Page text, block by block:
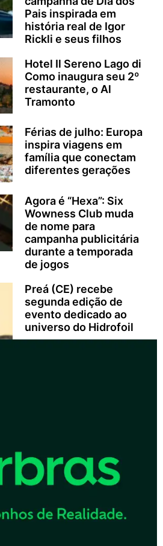
Pais inspirada em
história real de Igor
Rickli e seus filhos
Hotel Il Sereno Lago di
Como inaugura seu 2º
restaurante, o Al
Tramonto
Férias de julho: Europa
inspira viagens em
família que conectam
diferentes gerações
Agora é “Hexa”: Six
Wowness Club muda
de nome para
campanha publicitária
durante a temporada
de jogos
Preá (CE) recebe
segunda edição de
evento dedicado ao
universo do Hidrofoil